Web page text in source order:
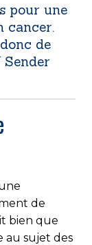
pour une
cancer.
de
Sender
de
bien que
au sujet des